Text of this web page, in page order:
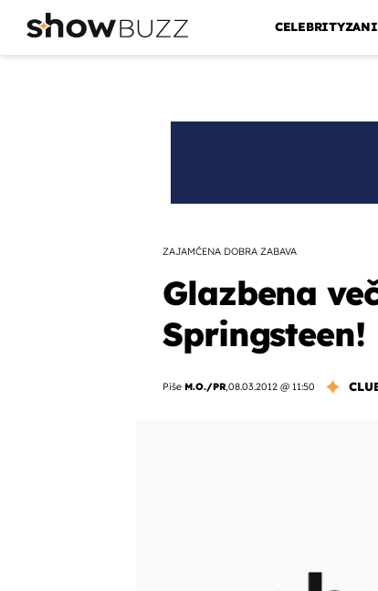
CELEBRITY
ZAJAMČENA DOBRA ZABAVA
Glazbena
Springsteen!
Piše M.O./PR,08.03.2012 @ 11:50